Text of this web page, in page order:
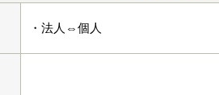
・法人⇔個人